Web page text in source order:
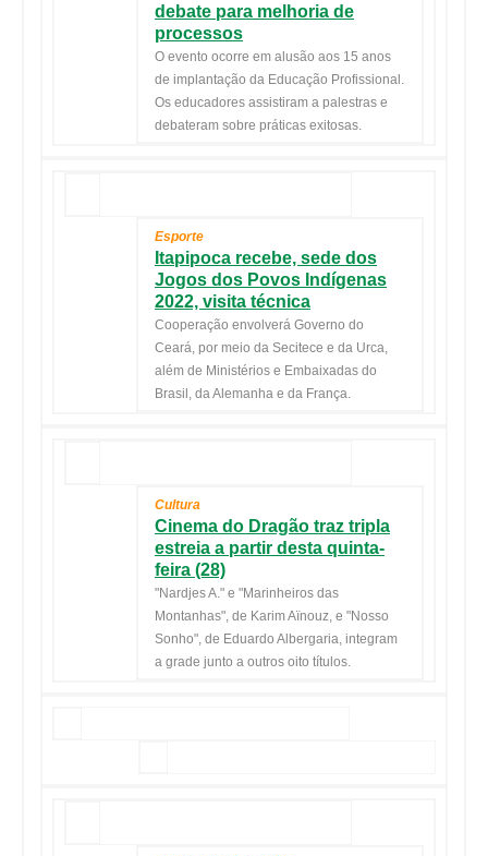
debate para melhoria de
processos
O evento ocorre em alusão aos 15 anos
de implantação da Educação Profissional.
Os educadores assistiram a palestras e
debateram sobre práticas exitosas.
Esporte
Itapipoca recebe, sede dos
Jogos dos Povos Indígenas
2022, visita técnica
Cooperação envolverá Governo do
Ceará, por meio da Secitece e da Urca,
além de Ministérios e Embaixadas do
Brasil, da Alemanha e da França.
Cultura
Cinema do Dragão traz tripla
estreia a partir desta quinta-
feira (28)
"Nardjes A." e "Marinheiros das
Montanhas", de Karim Aïnouz, e "Nosso
Sonho", de Eduardo Albergaria, integram
a grade junto a outros oito títulos.